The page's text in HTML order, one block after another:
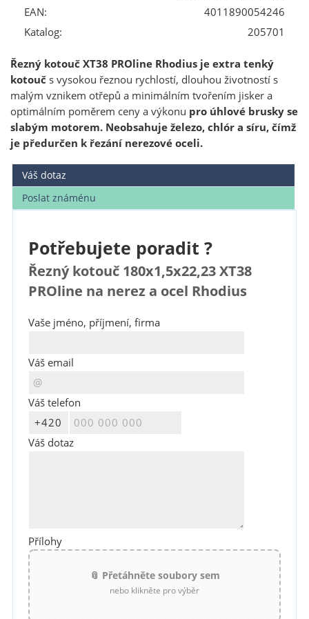
EAN:
4011890054246
Katalog:
205701
Řezný kotouč XT38 PROline Rhodius je extra tenký
kotoučs vysokou řeznou rychlostí, dlouhou životností s
malým vznikem otřepů a minimálním tvořením jisker a
optimálním poměrem ceny a výkonu pro úhlové brusky se
slabým motorem. Neobsahuje železo, chlór a síru, čímž
je předurčen k řezání nerezové oceli.
Váš dotaz
Poslat známénu
Potřebujete poradit ?
Řezný kotouč 180x1,5x22,23 XT38
PROline na nerez a ocel Rhodius
Vaše jméno, příjmení, firma
Váš email
Váš telefon
Váš dotaz
Přílohy
📎 Přetáhněte soubory sem
nebo klikněte pro výběr